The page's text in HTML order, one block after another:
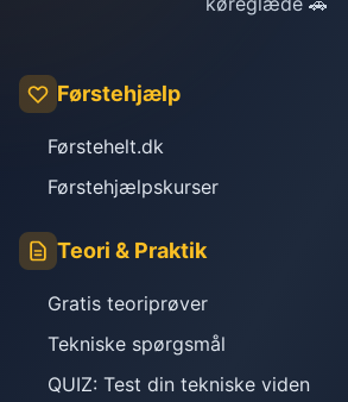
Førstehjælp
Førstehelt.dk
Førstehjælpskurser
Teori & Praktik
Gratis teoriprøver
Tekniske spørgsmål
QUIZ: Test din tekniske viden